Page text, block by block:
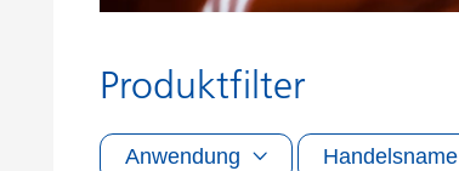
Produktfilter
Anwendung Handelsname